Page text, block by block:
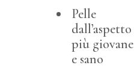
Pelle
dall’aspetto
più giovane
e sano